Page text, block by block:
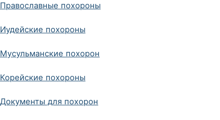
Православные похороны
Иудейские похороны
Мусульманские похорон
Корейские похороны
Документы для похорон